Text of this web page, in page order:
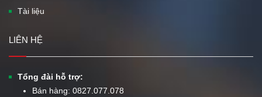
Tài liệu
LIÊN HỆ
Tổng đài hỗ trợ:
Bán hàng: 0827.077.078